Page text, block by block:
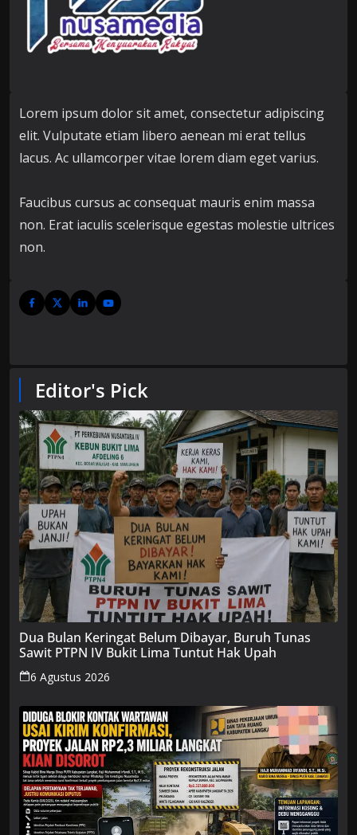
Lorem ipsum dolor sit amet, consectetur adipiscing
elit. Vulputate etiam libero aenean mi erat tellus
lacus. Ac ullamcorper vitae lorem diam eget varius.
Faucibus cursus ac consequat mauris enim massa
non. Erat iaculis scelerisque egestas molestie ultrices
non.
Editor's Pick
Dua Bulan Keringat Belum Dibayar, Buruh Tunas
Sawit PTPN IV Bukit Lima Tuntut Hak Upah
6 Agustus 2026